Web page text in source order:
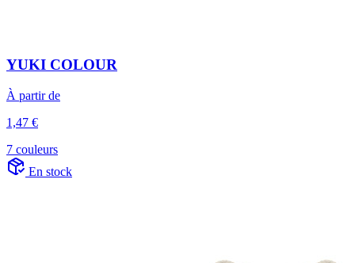
YUKI COLOUR
À partir de
1,47 €
7 couleurs
En stock